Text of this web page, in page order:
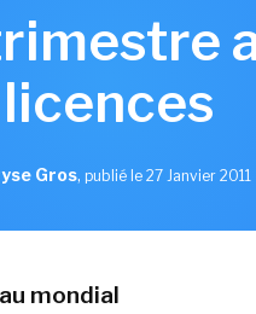
licences
Gros, publié le 27 Janvier 2011
mondial